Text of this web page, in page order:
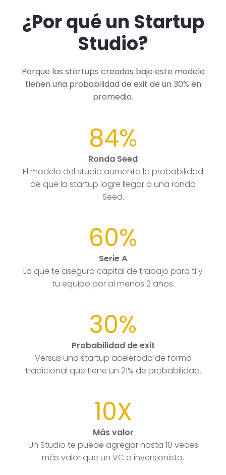
¿Por qué un Startup
Studio?
Porque las startups creadas bajo este modelo
tienen una probabilidad de exit de un 30% en
promedio.
84%
Ronda Seed
El modelo del studio aumenta la probabilidad
de que la startup logre llegar a una ronda
Seed.
60%
Serie A
Lo que te asegura capital de trabajo para ti y
tu equipo por al menos 2 años.
30%
Probabilidad de exit
Versus una startup acelerada de forma
tradicional que tiene un 21% de probabilidad.
10X
Más valor
Un Studio te puede agregar hasta 10 veces
más valor que un VC o inversionista.